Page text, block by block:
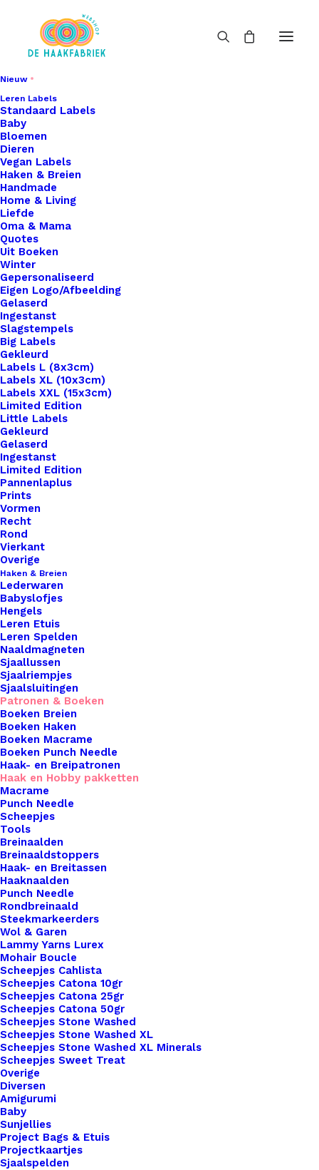
Nieuw
Leren Labels
Standaard Labels
Baby
Bloemen
Dieren
Vegan Labels
Haken & Breien
Handmade
Home & Living
Liefde
Oma & Mama
Quotes
Uit Boeken
Winter
Gepersonaliseerd
Eigen Logo/Afbeelding
Gelaserd
Ingestanst
Slagstempels
Big Labels
Gekleurd
Labels L (8x3cm)
Labels XL (10x3cm)
Labels XXL (15x3cm)
Limited Edition
Little Labels
Gekleurd
Gelaserd
Ingestanst
Limited Edition
Pannenlaplus
Prints
Vormen
Recht
Rond
Vierkant
Overige
Haken & Breien
Lederwaren
Babyslofjes
Hengels
Leren Etuis
Leren Spelden
Naaldmagneten
Sjaallussen
Sjaalriempjes
Sjaalsluitingen
Patronen & Boeken
Boeken Breien
Boeken Haken
Boeken Macrame
Boeken Punch Needle
Haak- en Breipatronen
Haak en Hobby pakketten
Macrame
Punch Needle
Scheepjes
Tools
Breinaalden
Breinaaldstoppers
Haak- en Breitassen
Haaknaalden
Punch Needle
Rondbreinaald
Steekmarkeerders
Wol & Garen
Lammy Yarns Lurex
Mohair Boucle
Scheepjes Cahlista
Scheepjes Catona 10gr
Scheepjes Catona 25gr
Scheepjes Catona 50gr
Scheepjes Stone Washed
Scheepjes Stone Washed XL
Scheepjes Stone Washed XL Minerals
Scheepjes Sweet Treat
Overige
Diversen
Amigurumi
Baby
Sunjellies
Project Bags & Etuis
Projectkaartjes
Sjaalspelden
Home
Haakpakket Rolmaatje Oranje Roze Groen Lama
Haakpakket
Rolmaatje Oranje
Roze Groen Lama
€10,00
20 op voorraad
Haakpakket
Rolmaatje
Oranje
Roze
Groen
Lama
aantal
Toevoegen aan winkelwagen
Toevoegen aan verlanglijst
Artikelnummer
Categorie
Binnen 1-3 werkdagen verzonden
Veilig betalen
Unieke en kwaliteitsproducten
Overzicht
Nog meer leuks!